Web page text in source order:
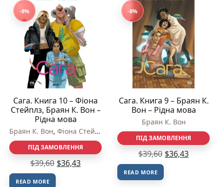
-8%
Сага. Книга 10 – Фіона
Стейплз, Браян К. Вон –
Рідна мова
Браян К. Вон, Фіона Стейплз
ПІД ЗАМОВЛЕННЯ
$39,60 $36,43
READ MORE
-8%
Сага. Книга 9 – Браян К.
Вон – Рідна мова
Браян К. Вон
ПІД ЗАМОВЛЕННЯ
$39,60 $36,43
READ MORE